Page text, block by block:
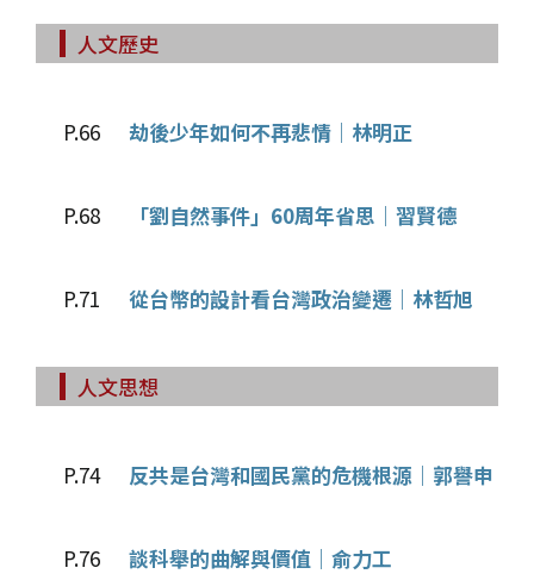
人文歷史
P.66 劫後少年如何不再悲情｜林明正
P.68 「劉自然事件」60周年省思｜習賢德
P.71 從台幣的設計看台灣政治變遷｜林哲旭
人文思想
P.74 反共是台灣和國民黨的危機根源｜郭譽申
P.76 談科舉的曲解與價值｜俞力工